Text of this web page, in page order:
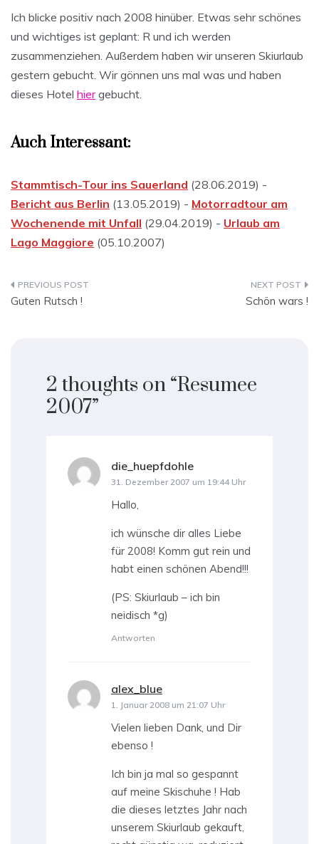
Ich blicke positiv nach 2008 hinüber. Etwas sehr schönes
und wichtiges ist geplant: R und ich werden
zusammenziehen. Außerdem haben wir unseren Skiurlaub
gestern gebucht. Wir gönnen uns mal was und haben
dieses Hotel hiergebucht.
Auch Interessant:
Stammtisch-Tour ins Sauerland (28.06.2019) -
Bericht aus Berlin (13.05.2019) - Motorradtour am
Wochenende mit Unfall (29.04.2019) - Urlaub am
Lago Maggiore (05.10.2007)
Beitragsnavigation
Guten Rutsch ! Schön wars !
2 thoughts on “Resumee
2007”
die_huepfdohle
31. Dezember 2007 um 19:44 Uhr
Hallo,
ich wünsche dir alles Liebe
für 2008! Komm gut rein und
habt einen schönen Abend!!!
(PS: Skiurlaub – ich bin
neidisch *g)
Antworten
alex_blue
1. Januar 2008 um 21:07 Uhr
Vielen lieben Dank, und Dir
ebenso !
Ich bin ja mal so gespannt
auf meine Skischuhe ! Hab
die dieses letztes Jahr nach
unserem Skiurlaub gekauft,